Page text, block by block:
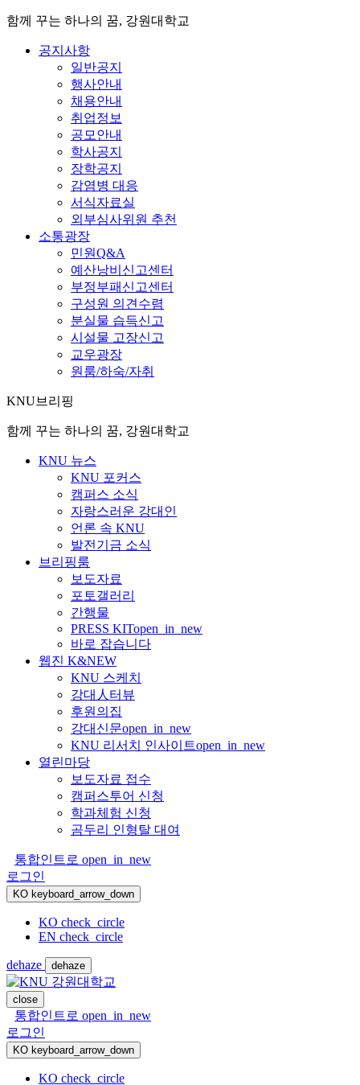
함께 꾸는 하나의 꿈, 강원대학교
공지사항
일반공지
행사안내
채용안내
취업정보
공모안내
학사공지
장학공지
감염병 대응
서식자료실
외부심사위원 추천
소통광장
민원Q&A
예산낭비신고센터
부정부패신고센터
구성원 의견수렴
분실물 습득신고
시설물 고장신고
교우광장
원룸/하숙/자취
KNU브리핑
함께 꾸는 하나의 꿈, 강원대학교
KNU 뉴스
KNU 포커스
캠퍼스 소식
자랑스러운 강대인
언론 속 KNU
발전기금 소식
브리핑룸
보도자료
포토갤러리
간행물
PRESS KITopen_in_new
바로 잡습니다
웹진 K&NEW
KNU 스케치
강대人터뷰
후원의집
강대신문open_in_new
KNU 리서치 인사이트open_in_new
열린마당
보도자료 접수
캠퍼스투어 신청
학과체험 신청
곰두리 인형탈 대여
통합인트로 open_in_new
로그인
KO keyboard_arrow_down
KO check_circle
EN check_circle
dehaze dehaze
close
통합인트로 open_in_new
로그인
KO keyboard_arrow_down
KO check_circle